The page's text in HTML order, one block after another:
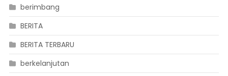
berimbang
BERITA
BERITA TERBARU
berkelanjutan